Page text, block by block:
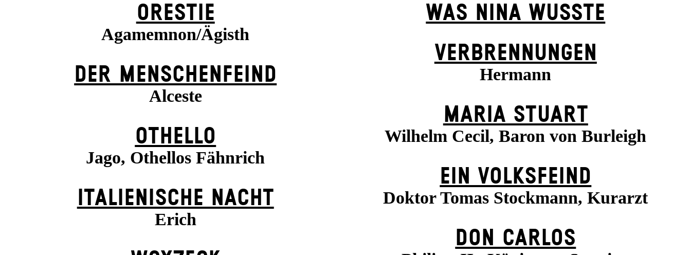
ORESTIE
Agamemnon/Ägisth
DER MENSCHENFEIND
Alceste
OTHELLO
Jago, Othellos Fähnrich
ITALIENISCHE NACHT
Erich
WAS NINA WUSSTE
VERBRENNUNGEN
Hermann
MARIA STUART
Wilhelm Cecil, Baron von Burleigh
EIN VOLKS­FEIND
Doktor Tomas Stockmann, Kurarzt
DON CARLOS